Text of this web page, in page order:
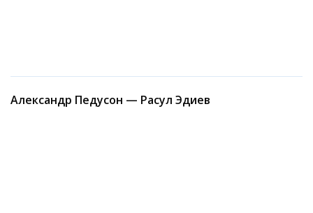
Александр Педусон — Расул Эдиев